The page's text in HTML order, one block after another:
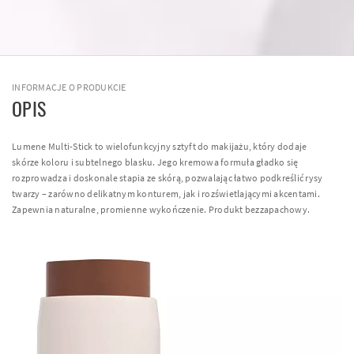
INFORMACJE O PRODUKCIE
OPIS
Lumene Multi-Stick to wielofunkcyjny sztyft do makijażu, który dodaje
skórze koloru i subtelnego blasku. Jego kremowa formuła gładko się
rozprowadza i doskonale stapia ze skórą, pozwalając łatwo podkreślić rysy
twarzy – zarówno delikatnym konturem, jak i rozświetlającymi akcentami.
Zapewnia naturalne, promienne wykończenie. Produkt bezzapachowy.